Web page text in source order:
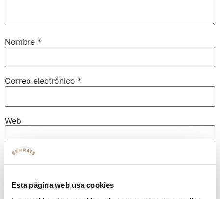
Esta página web usa cookies
Nombre *
Correo electrónico *
Web